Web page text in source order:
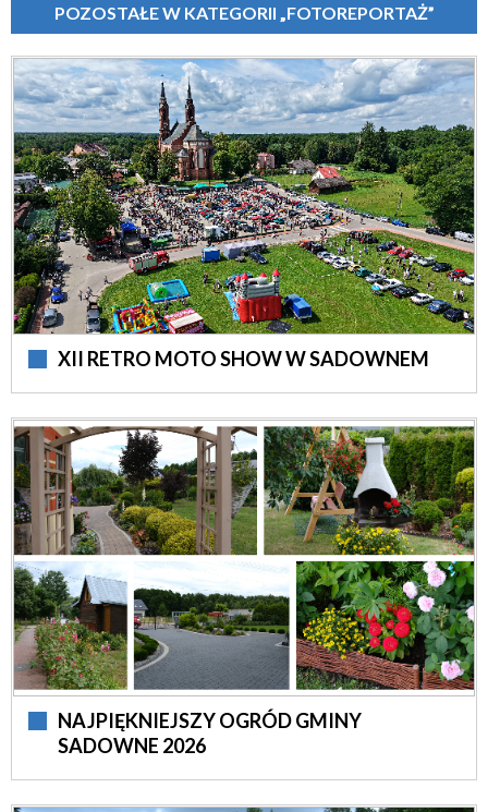
POZOSTAŁE W KATEGORII „FOTOREPORTAŻ”
XII RETRO MOTO SHOW W SADOWNEM
NAJPIĘKNIEJSZY OGRÓD GMINY
SADOWNE 2026